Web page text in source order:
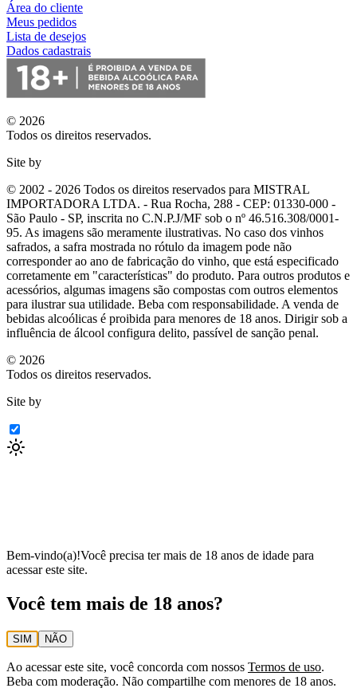
Área do cliente
Meus pedidos
Lista de desejos
Dados cadastrais
© 2026
Todos os direitos reservados.
Site by
© 2002 - 2026 Todos os direitos reservados para MISTRAL
IMPORTADORA LTDA. - Rua Rocha, 288 - CEP: 01330-000 -
São Paulo - SP, inscrita no C.N.P.J/MF sob o nº 46.516.308/0001-
95. As imagens são meramente ilustrativas. No caso dos vinhos
safrados, a safra mostrada no rótulo da imagem pode não
corresponder ao ano de fabricação do vinho, que está especificado
corretamente em "características" do produto. Para outros produtos e
acessórios, algumas imagens são compostas com outros elementos
para ilustrar sua utilidade. Beba com responsabilidade. A venda de
bebidas alcoólicas é proibida para menores de 18 anos. Dirigir sob a
influência de álcool configura delito, passível de sanção penal.
© 2026
Todos os direitos reservados.
Site by
Bem-vindo(a)!Você precisa ter mais de 18 anos de idade para
acessar este site.
Você tem mais de 18 anos?
SIM NÃO
Ao acessar este site, você concorda com nossos Termos de uso.
Beba com moderação. Não compartilhe com menores de 18 anos.